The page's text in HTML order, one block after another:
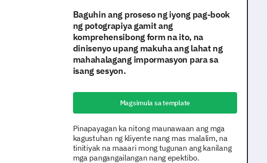
Baguhin ang proseso ng iyong pag-book
ng potograpiya gamit ang
komprehensibong form na ito, na
dinisenyo upang makuha ang lahat ng
mahahalagang impormasyon para sa
isang sesyon.
Magsimula sa template
Pinapayagan ka nitong maunawaan ang mga
kagustuhan ng kliyente nang mas malalim, na
tinitiyak na maaari mong tugunan ang kanilang
mga pangangailangan nang epektibo.